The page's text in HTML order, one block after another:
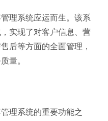
理系统应运而生。该系
实现了对客户信息、营
后等方面的全面管理，
量。
理系统的重要功能之